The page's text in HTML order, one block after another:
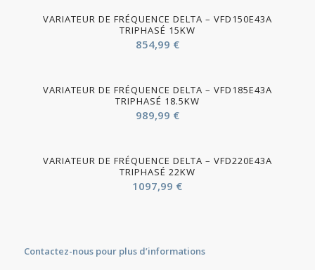
VARIATEUR DE FRÉQUENCE DELTA – VFD150E43A
TRIPHASÉ 15KW
854,99 €
VARIATEUR DE FRÉQUENCE DELTA – VFD185E43A
TRIPHASÉ 18.5KW
989,99 €
VARIATEUR DE FRÉQUENCE DELTA – VFD220E43A
TRIPHASÉ 22KW
1097,99 €
Contactez-nous pour plus d’informations